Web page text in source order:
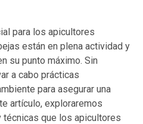
para los apicultores
están en plena actividad y
su punto máximo. Sin
a cabo prácticas
para asegurar una
artículo, exploraremos
técnicas que los apicultores